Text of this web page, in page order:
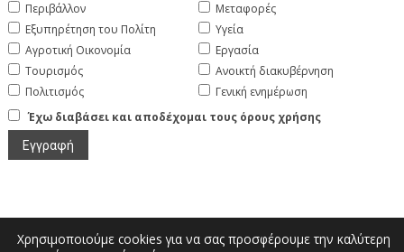
Περιβάλλον
Εξυπηρέτηση του Πολίτη
Αγροτική Οικονομία
Τουρισμός
Πολιτισμός
Μεταφορές
Υγεία
Εργασία
Ανοικτή διακυβέρνηση
Γενική ενημέρωση
Έχω διαβάσει και αποδέχομαι τους όρους χρήσης
Χρησιμοποιούμε cookies για να σας προσφέρουμε την καλύτερη